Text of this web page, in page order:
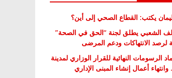
يكتب: القطاع الصحي إلى أين؟
الشعبي يطلق لجنة “الحق في الصحة”
لرصد الانتهاكات ودعم المرضى
الرسومات النهائية للقرار الوزاري لمدينة
أعمال إنشاء المبنى الإداري